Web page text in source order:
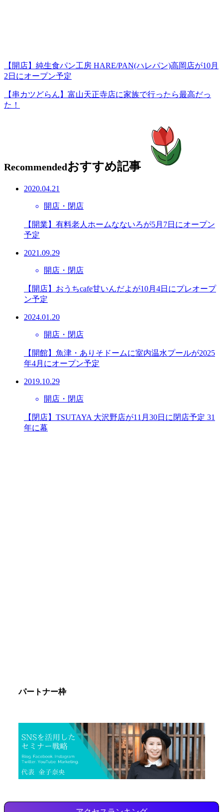
【開店】純生食パン工房 HARE/PAN(ハレパン)高岡店が10月
2日にオープン予定
【串カツどらん】富山天正寺店に家族で行ったら最高だっ
た！
Recommendedおすすめ記事
2020.04.21
開店・閉店
【開業】有料老人ホームなないろが5月7日にオープン
予定
2021.09.29
開店・閉店
【開店】おうちcafe甘いんだよが10月4日にプレオープ
ン予定
2024.01.20
開店・閉店
【開館】魚津・ありそドームに室内温水プールが2025
年4月にオープン予定
2019.10.29
開店・閉店
【閉店】TSUTAYA 大沢野店が11月30日に閉店予定 31
年に幕
パートナー枠